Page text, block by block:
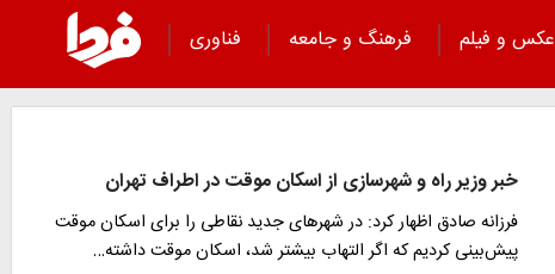
عکس و فیلم فرهنگ و جامعه
فناوری
خبر وزیر راه و شهرسازی از اسکان موقت در اطراف تهران
فرزانه صادق اظهار کرد: در شهرهای جدید نقاطی را برای اسکان موقت
پیش‌بینی کردیم که اگر التهاب بیشتر شد، اسکان موقت داشته…